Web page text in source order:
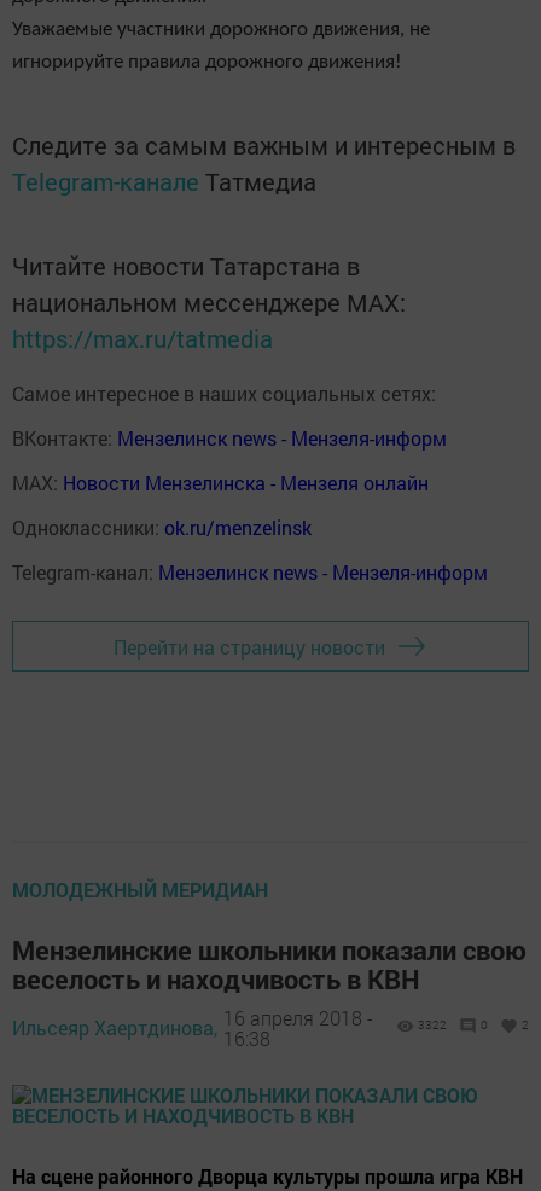
Уважаемые участники дорожного движения, не
игнорируйте правила дорожного движения!
Следите за самым важным и интересным в
Telegram-канале Татмедиа
Читайте новости Татарстана в
национальном мессенджере MАХ:
https://max.ru/tatmedia
Самое интересное в наших социальных сетях:
ВКонтакте: Мензелинск news - Мензеля-информ
MAX: Новости Мензелинска - Мензеля онлайн
Одноклассники: ok.ru/menzelinsk
Telegram-канал: Мензелинск news - Мензеля-информ
Перейти на страницу новости
МОЛОДЕЖНЫЙ МЕРИДИАН
Мензелинские школьники показали свою
веселость и находчивость в КВН
Ильсеяр Хаертдинова, 16 апреля 2018 -
16:38
3322 0 2
На сцене районного Дворца культуры прошла игра КВН